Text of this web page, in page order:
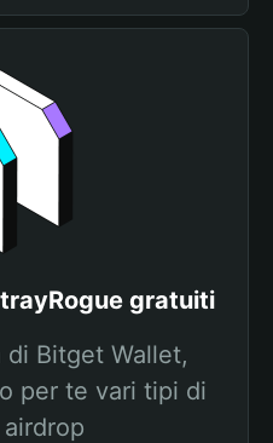
gratuiti
Bitget Wallet,
per te vari tipi di